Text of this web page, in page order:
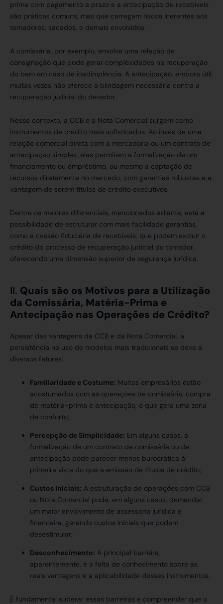
prima com pagamento a prazo e a antecipação de recebíveis
são práticas comuns, mas que carregam riscos inerentes aos
tomadores, sacados, e demais envolvidos.
A comissária, por exemplo, envolve uma relação de
consignação que pode gerar complexidades na recuperação
do bem em caso de inadimplência. A antecipação, embora útil,
muitas vezes não oferece a blindagem necessária contra a
recuperação judicial do devedor.
Nesse contexto, a CCB e a Nota Comercial surgem como
instrumentos de crédito mais sofisticados. Ao invés de uma
relação comercial direta com a mercadoria ou um contrato de
antecipação simples, elas permitem a formalização de um
financiamento ou empréstimo, ou mesmo a captação de
recursos diretamente no mercado, com garantias robustas e a
vantagem de serem títulos de crédito executivos.
Dentre os maiores diferenciais, mencionados adiante, está a
possibilidade de estruturar com mais facilidade garantias,
como a cessão fiduciária de recebíveis, que podem excluir o
crédito do processo de recuperação judicial do tomador,
oferecendo uma dimensão superior de segurança jurídica.
II. Quais são os Motivos para a Utilização
da Comissária, Matéria-Prima e
Antecipação nas Operações de Crédito?
Apesar das vantagens da CCB e da Nota Comercial, a
persistência no uso de modelos mais tradicionais se deve a
diversos fatores:
Familiaridade e Costume: Muitos empresários estão
acostumados com as operações de comissária, compra
de matéria-prima e antecipação, o que gera uma zona
de conforto;
Percepção de Simplicidade: Em alguns casos, a
formalização de um contrato de comissária ou de
antecipação pode parecer menos burocrática à
primeira vista do que a emissão de títulos de crédito;
Custos Iniciais: A estruturação de operações com CCB
ou Nota Comercial pode, em alguns casos, demandar
um maior envolvimento de assessoria jurídica e
financeira, gerando custos iniciais que podem
desestimular;
Desconhecimento: A principal barreira,
aparentemente, é a falta de conhecimento sobre as
reais vantagens e a aplicabilidade desses instrumentos.
É fundamental superar essas barreiras e compreender que o